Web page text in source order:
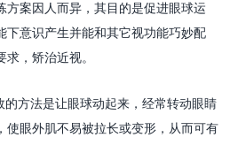
方案因人而异，其目的是促进眼球运
下意识产生并能和其它视功能巧妙配
，矫治近视。
方法是让眼球动起来，经常转动眼睛
使眼外肌不易被拉长或变形，从而可有